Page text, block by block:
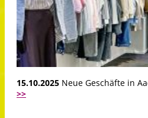
15.10.2025 Neue Geschäfte in
>>